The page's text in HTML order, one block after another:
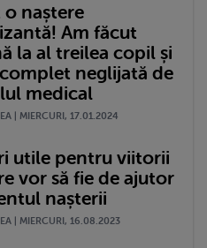
o naștere
Am făcut
la al treilea copil și
neglijată de
medical
| MIERCURI, 17.01.2024
utile pentru viitorii
vor să fie de ajutor
nașterii
| MIERCURI, 16.08.2023